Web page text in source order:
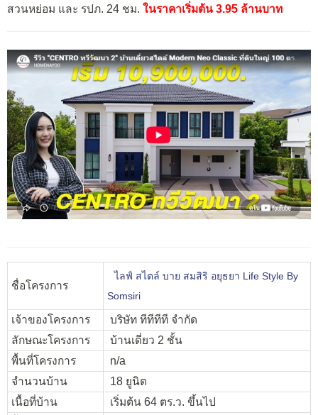
สวนหย่อม และ รปภ. 24 ชม. ในราคาเริ่มต้น 3.95 ล้านบาท
ชื่อโครงการ
ไลฟ์ สไตล์ บาย สมสิริ อยุธยา Life Style By
Somsiri
เจ้าของโครงการ
บริษัท ทีทีทีที จำกัด
ลักษณะโครงการ
บ้านเดี่ยว 2 ชั้น
พื้นที่โครงการ
n/a
จำนวนบ้าน
18 ยูนิต
เนื้อที่บ้าน
เริ่มต้น 64 ตร.ว. ขึ้นไป